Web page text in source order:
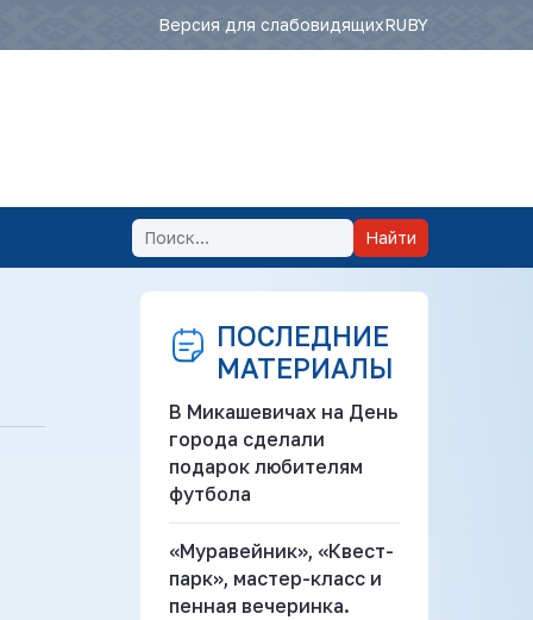
Версия для слабовидящихRUBY
Найти
ПОСЛЕДНИЕ
МАТЕРИАЛЫ
В Микашевичах на День
города сделали
подарок любителям
футбола
«Муравейник», «Квест-
парк», мастер-класс и
пенная вечеринка.